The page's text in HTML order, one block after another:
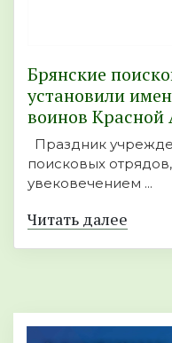
Брянские
установили
воинов
Праздник
поисковых
увековечением ...
Читать далее